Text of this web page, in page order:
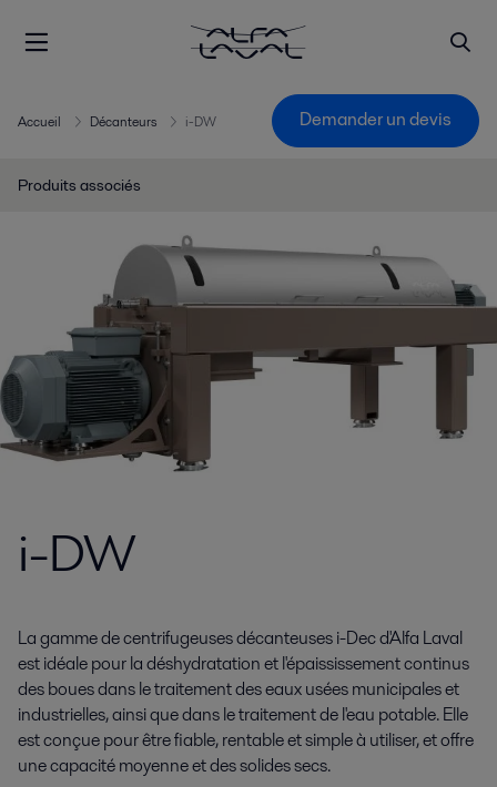
Accueil Décanteurs i-DW Demander un devis
Produits associés
i-DW
La gamme de centrifugeuses décanteuses i-Dec d'Alfa Laval
est idéale pour la déshydratation et l'épaississement continus
des boues dans le traitement des eaux usées municipales et
industrielles, ainsi que dans le traitement de l'eau potable. Elle
est conçue pour être fiable, rentable et simple à utiliser, et offre
une capacité moyenne et des solides secs.